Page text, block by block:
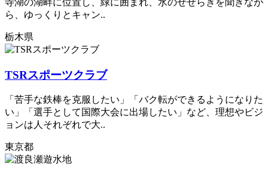
寺湖の湖畔に位置し、緑に囲まれ、水のせせらぎを聞きなが
ら、ゆっくりとキャン..
栃木県
TSRスポーツクラブ
「苦手な鉄棒を克服したい」「バク転ができるようになりた
い」「選手として国際大会に出場したい」など、理想やビジ
ョンは人それぞれで大..
東京都